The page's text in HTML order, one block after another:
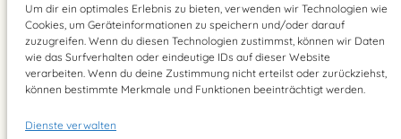
Um dir ein optimales Erlebnis zu bieten, verwenden wir Technologien wie
Cookies, um Geräteinformationen zu speichern und/oder darauf
zuzugreifen. Wenn du diesen Technologien zustimmst, können wir Daten
wie das Surfverhalten oder eindeutige IDs auf dieser Website
verarbeiten. Wenn du deine Zustimmung nicht erteilst oder zurückziehst,
können bestimmte Merkmale und Funktionen beeinträchtigt werden.
Dienste verwalten
Suchen